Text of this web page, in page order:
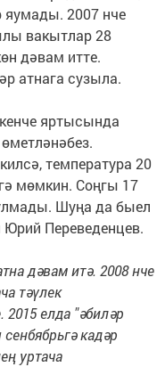
2007 нче
вакытлар 28
дәвам итте.
атнага сузыла.
яртысында
температура 20
мөмкин. Соңгы 17
Шуңа да быел
Переведенцев.
дәвам итә. 2008 нче
тәүлек
2015 елда "әбиләр
кадәр
уртача